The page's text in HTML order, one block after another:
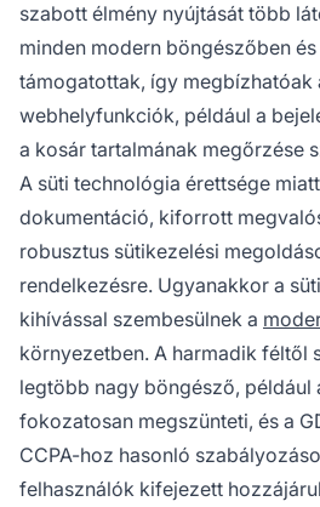
szabott élmény nyújtását több
minden modern böngészőben
támogatottak, így megbízhatóak
webhelyfunkciók, például a
a kosár tartalmának megőrzése
A süti technológia érettsége
dokumentáció, kiforrott
robusztus sütikezelési
rendelkezésre. Ugyanakkor a
kihívással szembesülnek a
környezetben. A harmadik féltől
legtöbb nagy böngésző, például
fokozatosan megszünteti, és a
CCPA-hoz hasonló
felhasználók kifejezett